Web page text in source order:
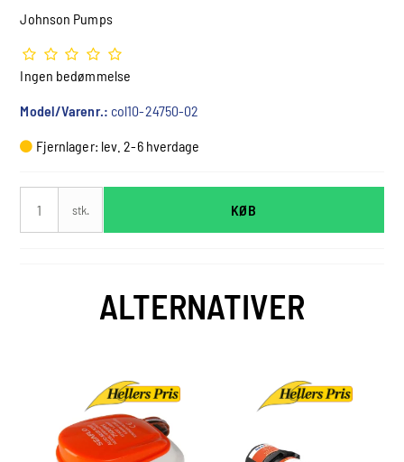
Johnson Pumps
Ingen bedømmelse
Model/Varenr.: col10-24750-02
Fjernlager: lev. 2-6 hverdage
stk. KØB
ALTERNATIVER